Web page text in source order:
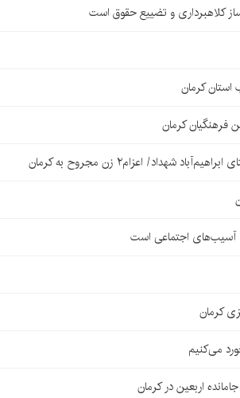
کلاهبرداری و تضییع حقوق است
کرمان
فرهنگیان کرمان
اعزام۲ زن مجروح به کرمان
آسیب‌های اجتماعی است
کرمان
می‌کنیم